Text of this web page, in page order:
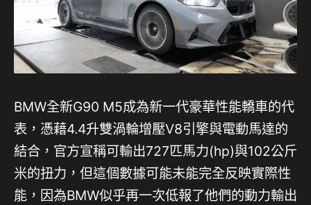
BMW全新G90 M5成為新一代豪華性能轎車的代
表，憑藉4.4升雙渦輪增壓V8引擎與電動馬達的
結合，官方宣稱可輸出727匹馬力(hp)與102公斤
米的扭力，但這個數據可能未能完全反映實際性
能，因為BMW似乎再一次低報了他們的動力輸出